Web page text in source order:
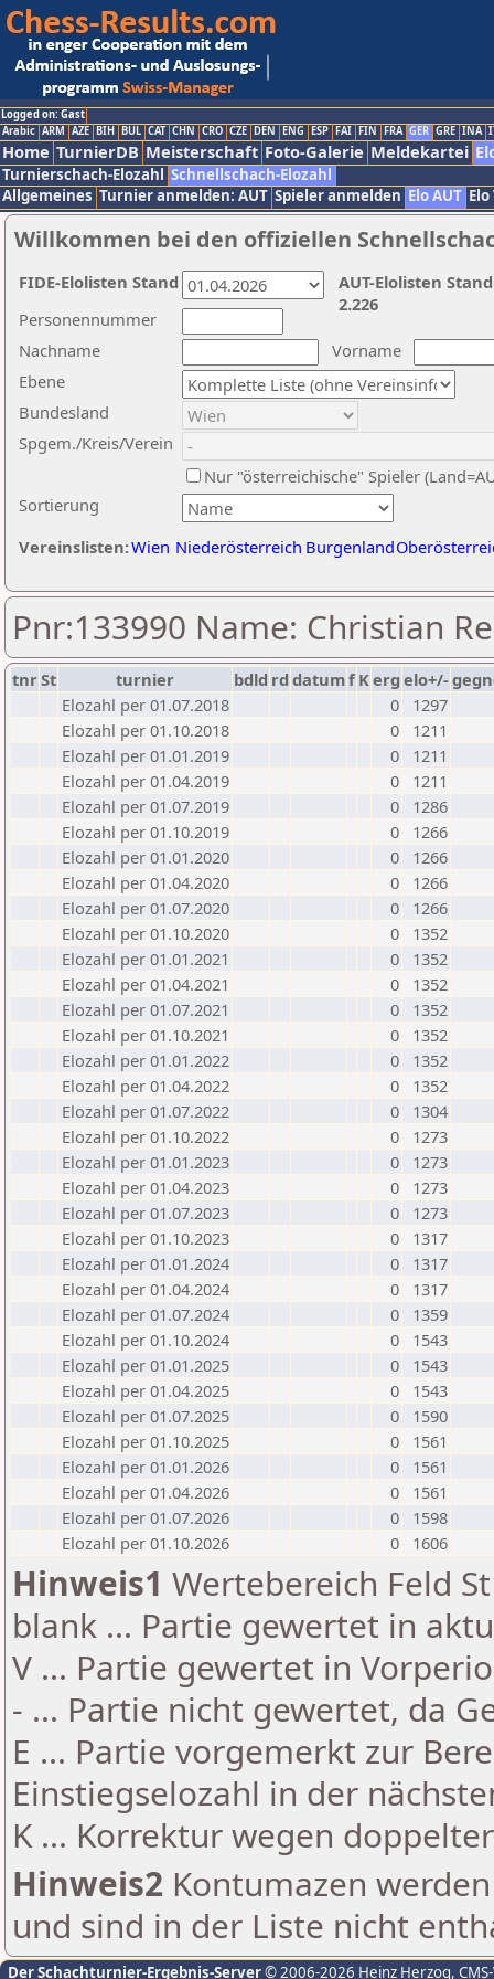
Logged on: Gast
Arabic ARM AZE BIH BUL CAT CHN CRO CZE DEN ENG ESP FAI FIN FRA GER GRE INA
Home TurnierDB Meisterschaft Foto-Galerie Meldekartei
Turnierschach-Elozahl Schnellschach-Elozahl
Allgemeines Turnier anmelden: AUT Spieler anmelden Elo AUT
Willkommen bei den offiziellen
Nachname
Vorname
Ebene
Sortierung
Personennummer
Bundesland
Spgem./Kreis/Verein
Nur "österreichische" Spieler
Vereinslisten:Wien Niederösterreich Burgenland
AUT-Elolisten
2.226
FIDE-Elolisten Stand
Pnr:133990 Name: Christian
tnrSt turnier bdld rd datumf Kerg elo+/-
Elozahl per 01.07.2018
0
1297
Elozahl per 01.10.2018
0
1211
Elozahl per 01.01.2019
0
1211
Elozahl per 01.04.2019
0
1211
Elozahl per 01.07.2019
0
1286
Elozahl per 01.10.2019
0
1266
Elozahl per 01.01.2020
0
1266
Elozahl per 01.04.2020
0
1266
Elozahl per 01.07.2020
0
1266
Elozahl per 01.10.2020
0
1352
Elozahl per 01.01.2021
0
1352
Elozahl per 01.04.2021
0
1352
Elozahl per 01.07.2021
0
1352
Elozahl per 01.10.2021
0
1352
Elozahl per 01.01.2022
0
1352
Elozahl per 01.04.2022
0
1352
Elozahl per 01.07.2022
0
1304
Elozahl per 01.10.2022
0
1273
Elozahl per 01.01.2023
0
1273
Elozahl per 01.04.2023
0
1273
Elozahl per 01.07.2023
0
1273
Elozahl per 01.10.2023
0
1317
Elozahl per 01.01.2024
0
1317
Elozahl per 01.04.2024
0
1317
Elozahl per 01.07.2024
0
1359
Elozahl per 01.10.2024
0
1543
Elozahl per 01.01.2025
0
1543
Elozahl per 01.04.2025
0
1543
Elozahl per 01.07.2025
0
1590
Elozahl per 01.10.2025
0
1561
Elozahl per 01.01.2026
0
1561
Elozahl per 01.04.2026
0
1561
Elozahl per 01.07.2026
0
1598
Elozahl per 01.10.2026
0 1606
Hinweis1 Wertebereich Feld
blank ... Partie gewertet in
V ... Partie gewertet in
- ... Partie nicht gewertet, da
E ... Partie vorgemerkt zur
Einstiegselozahl in der
K ... Korrektur wegen
Hinweis2 Kontumazen
und sind in der Liste nicht
Der Schachturnier-Ergebnis-Server© 2006-2026 Heinz Herzog,